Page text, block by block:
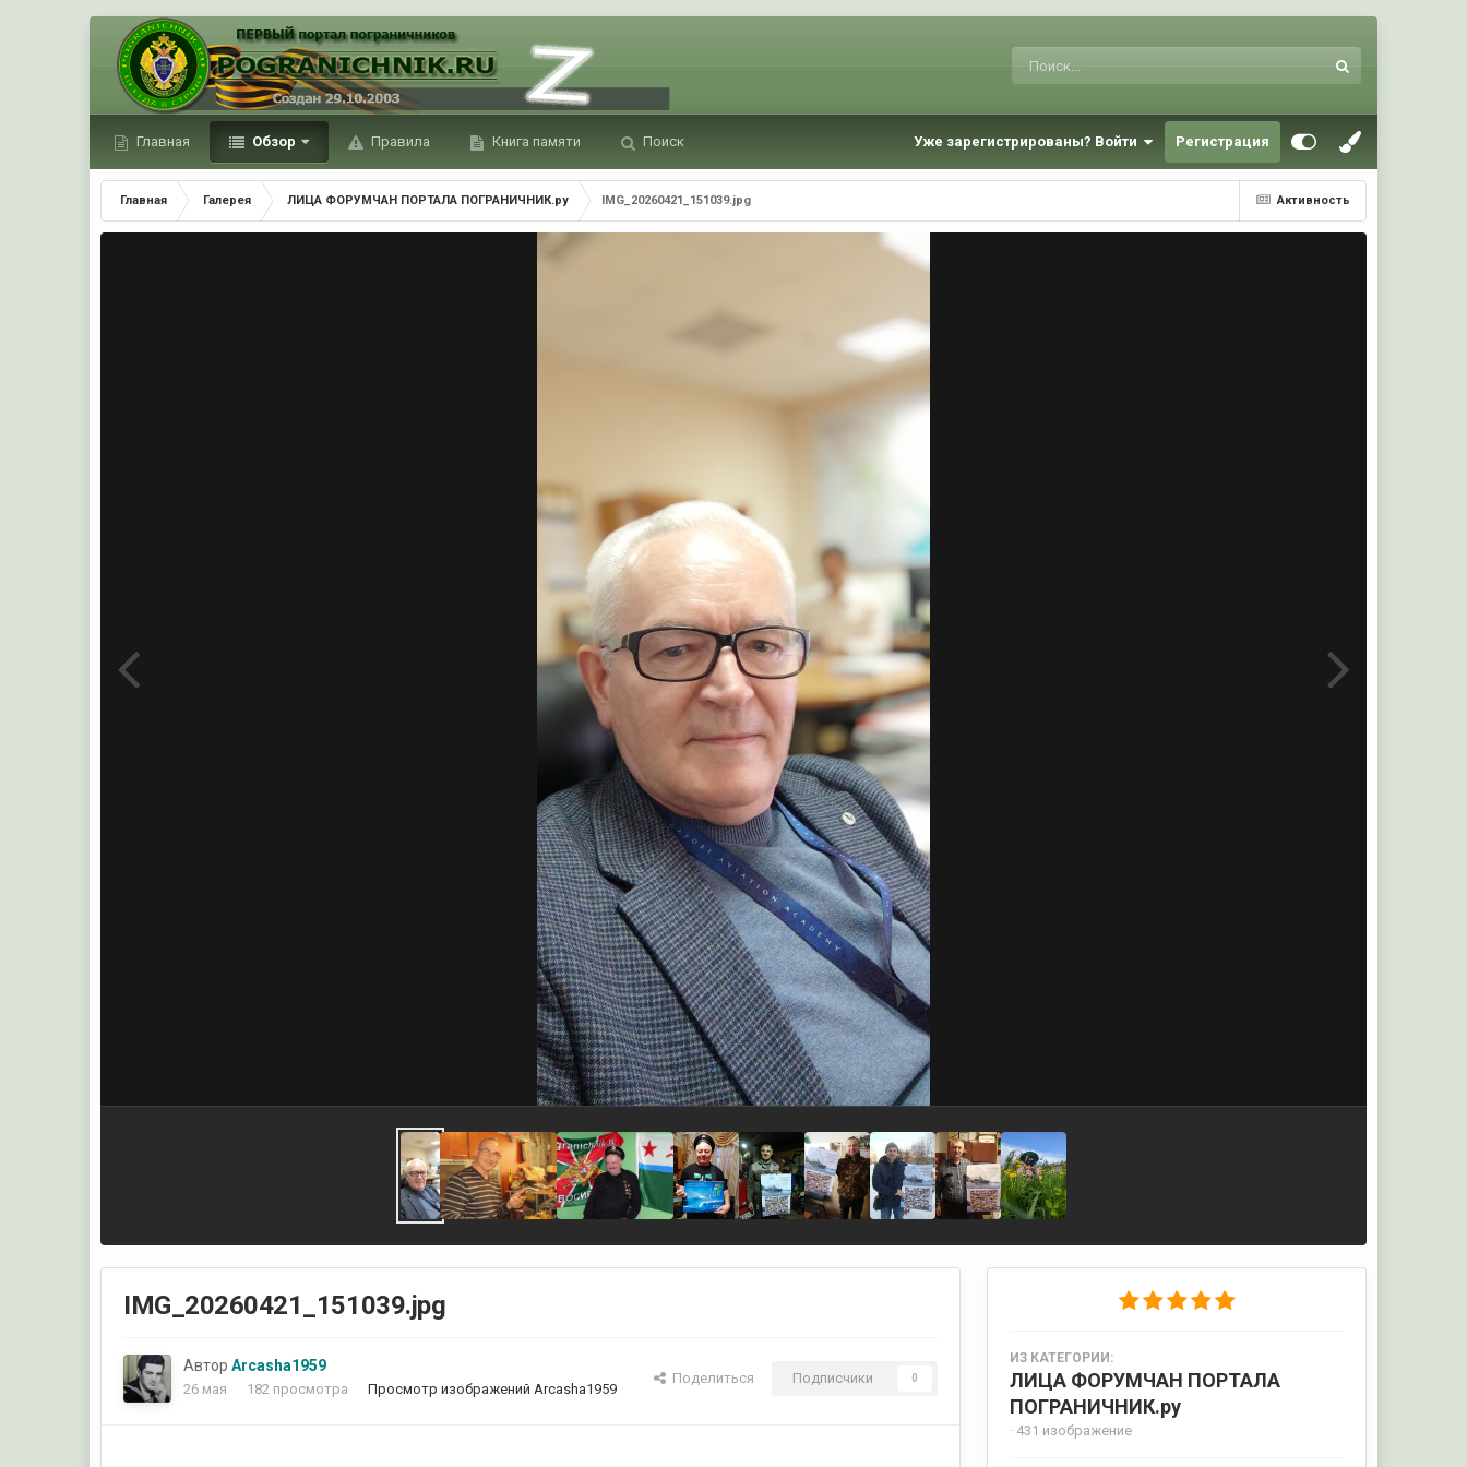
Главная Обзор Правила Книга памяти Поиск Уже зарегистрированы? Войти Регистрация
Активность
Главная Галерея ЛИЦА ФОРУМЧАН ПОРТАЛА ПОГРАНИЧНИК.ру IMG_20260421_151039.jpg
IMG_20260421_151039.jpg
АвторArcasha1959
26 мая 182 просмотра Просмотр изображений Arcasha1959
Поделиться Подписчики 0
ИЗ КАТЕГОРИИ:
ЛИЦА ФОРУМЧАН ПОРТАЛА
ПОГРАНИЧНИК.ру
· 431 изображение